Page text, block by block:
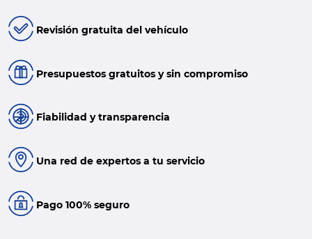
Revisión gratuita del vehículo
Presupuestos gratuitos y sin compromiso
Fiabilidad y transparencia
Una red de expertos a tu servicio
Pago 100% seguro